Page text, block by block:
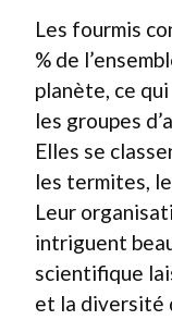
Les fourmis
% de
planète, ce
les groupes
Elles se
les termites,
Leur
intriguent
scientifique
et la diversité